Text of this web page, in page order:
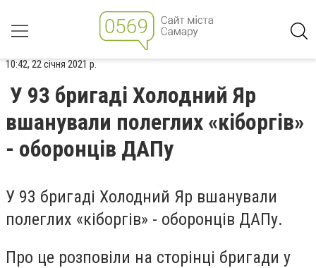
10:42, 22 січня 2021 р.
У 93 бригаді Холодний Яр
вшанували полеглих «кіборгів»
- оборонців ДАПу
У 93 бригаді Холодний Яр вшанували
полеглих «кіборгів» - оборонців ДАПу.
Про це розповіли на сторінці бригади у